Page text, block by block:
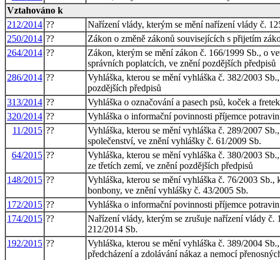
Vztahováno k
212/2014 ??
Nařízení vlády, kterým se mění nařízení vlády č.
250/2014 ??
Zákon o změně zákonů souvisejících s přijetím
264/2014 ??
Zákon, kterým se mění zákon č. 166/1999 Sb., o
správních poplatcích, ve znění pozdějších předpisů
286/2014 ??
Vyhláška, kterou se mění vyhláška č. 382/2003
pozdějších předpisů
313/2014 ??
Vyhláška o označování a pasech psů, koček a
320/2014 ??
Vyhláška o informační povinnosti příjemce
11/2015 ??
Vyhláška, kterou se mění vyhláška č. 289/2007
společenství, ve znění vyhlášky č. 61/2009 Sb.
64/2015 ??
Vyhláška, kterou se mění vyhláška č. 380/2003
ze třetích zemí, ve znění pozdějších předpisů
148/2015 ??
Vyhláška, kterou se mění vyhláška č. 76/2003
bonbony, ve znění vyhlášky č. 43/2005 Sb.
172/2015 ??
Vyhláška o informační povinnosti příjemce
174/2015 ??
Nařízení vlády, kterým se zrušuje nařízení vlády
212/2014 Sb.
192/2015 ??
Vyhláška, kterou se mění vyhláška č. 389/2004
předcházení a zdolávání nákaz a nemocí